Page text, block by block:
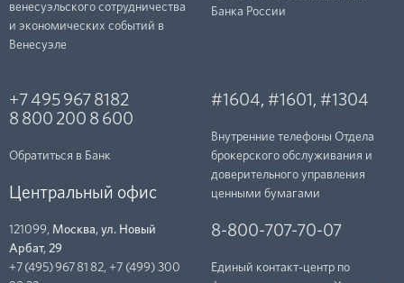
венесуэльского сотрудничества
и экономических событий в
Венесуэле
Банка России
+7 495 967 8182
8 800 200 8 600
Обратиться в Банк
#1604, #1601 , #1304
Внутренние телефоны Отдела
брокерского обслуживания и
доверительного управления
ценными бумагами
Центральный офис
121099, Москва, ул. Новый
Арбат, 29
+7 (495) 967 81 82, +7 (499) 300
8-800-707-70-07
Единый контакт-центр по